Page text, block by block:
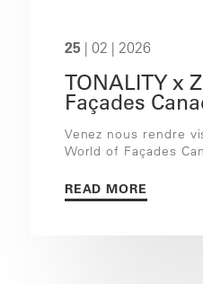
25| 02 | 2026
TONALITY x
Façades
Venez nous rendre
World of Façades
READ MORE